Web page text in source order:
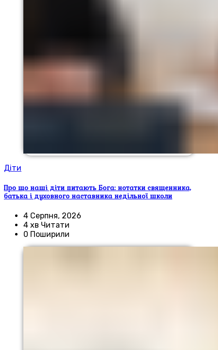
Діти
Про що наші діти питають Бога: нотатки священника,
батька і духовного наставника недільної школи
4 Серпня, 2026
4 хв Читати
0 Поширили